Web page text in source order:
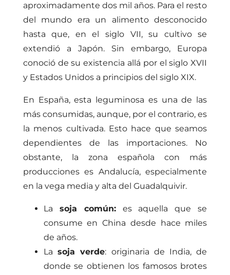
aproximadamente dos mil años. Para el resto
del mundo era un alimento desconocido
hasta que, en el siglo VII, su cultivo se
extendió a Japón. Sin embargo, Europa
conoció de su existencia allá por el siglo XVII
y Estados Unidos a principios del siglo XIX.
En España, esta leguminosa es una de las
más consumidas, aunque, por el contrario, es
la menos cultivada. Esto hace que seamos
dependientes de las importaciones. No
obstante, la zona española con más
producciones es Andalucía, especialmente
en la vega media y alta del Guadalquivir.
La soja común:es aquella que se
consume en China desde hace miles
de años.
Lasoja verde: originaria de India, de
donde se obtienen los famosos brotes